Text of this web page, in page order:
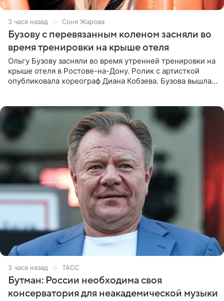
3 часа назад Соня Жарова
Бузову с перевязанным коленом засняли во
время тренировки на крыше отеля
Ольгу Бузову засняли во время утренней тренировки на
крыше отеля в Ростове-на-Дону. Ролик с артисткой
опубликовала хореограф Диана Кобзева. Бузова вышла
3 часа назад ТАСС
Бутман: России необходима своя
консерватория для неакадемической музыки